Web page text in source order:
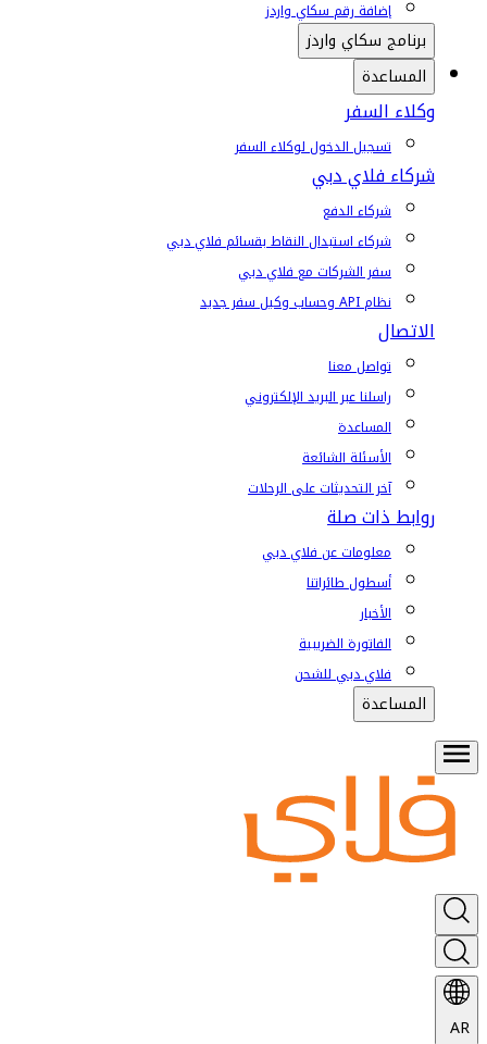
إضافة رقم سكاي واردز
برنامج سكاي واردز
المساعدة
وكلاء السفر
تسجيل الدخول لوكلاء السفر
شركاء فلاي دبي
شركاء الدفع
شركاء استبدال النقاط بقسائم فلاي دبي
سفر الشركات مع فلاي دبي
نظام API وحساب وكيل سفر جديد
الاتصال
تواصل معنا
راسلنا عبر البريد الإلكتروني
المساعدة
الأسئلة الشائعة
آخر التحديثات على الرحلات
روابط ذات صلة
معلومات عن فلاي دبي
أسطول طائراتنا
الأخبار
الفاتورة الضريبية
فلاي دبي للشحن
المساعدة
AR